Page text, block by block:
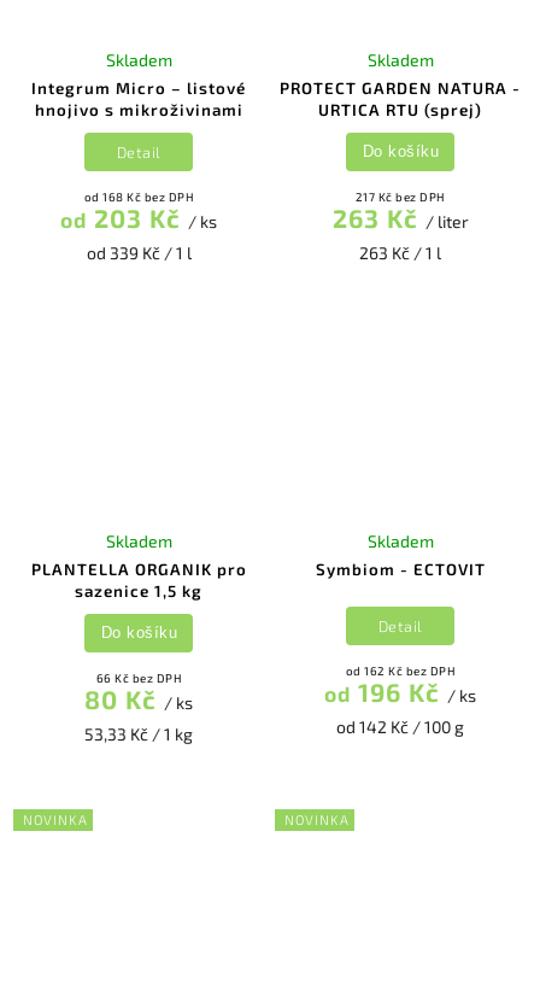
Integrum Micro – listové
hnojivo s mikroživinami
Skladem
od 168 Kč bez DPH
od 203 Kč / ks
od 339 Kč / 1 l
Detail
PROTECT GARDEN NATURA -
URTICA RTU (sprej)
Skladem
217 Kč bez DPH
263 Kč / liter
263 Kč / 1 l
Do košíku
PLANTELLA ORGANIK pro
sazenice 1,5 kg
Skladem
66 Kč bez DPH
80 Kč / ks
53,33 Kč / 1 kg
Do košíku
Symbiom - ECTOVIT
Skladem
od 162 Kč bez DPH
od 196 Kč / ks
od 142 Kč / 100 g
Detail
NOVINKA NOVINKA